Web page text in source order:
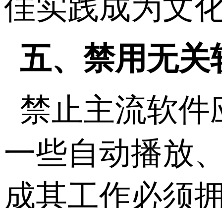
佳实践成为文
五、禁用无关
禁止主流软件
一些自动播放
成其工作必须